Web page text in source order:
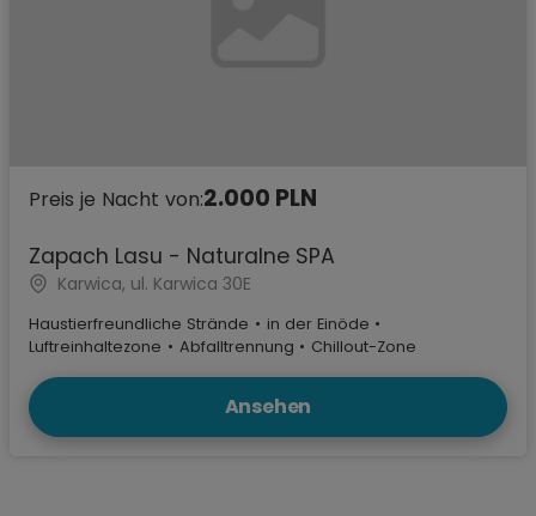
Preis je Nacht von:2.000 PLN
Zapach Lasu - Naturalne SPA
Karwica, ul. Karwica 30E
Haustierfreundliche Strände • in der Einöde •
Luftreinhaltezone • Abfalltrennung • Chillout-Zone
Ansehen